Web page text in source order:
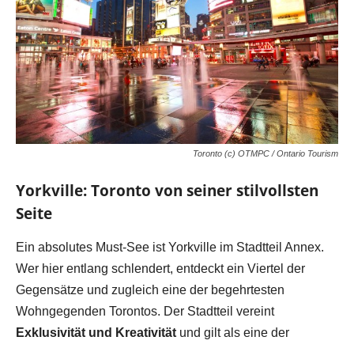
Toronto (c) OTMPC / Ontario Tourism
Yorkville: Toronto von seiner stilvollsten
Seite
Ein absolutes Must-See ist Yorkville im Stadtteil Annex.
Wer hier entlang schlendert, entdeckt ein Viertel der
Gegensätze und zugleich eine der begehrtesten
Wohngegenden Torontos. Der Stadtteil vereint
Exklusivität und Kreativität und gilt als eine der